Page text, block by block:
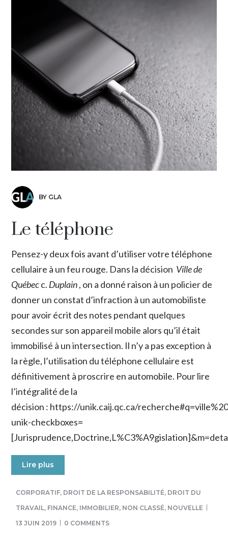
BY GLA
Le téléphone
Pensez-y deux fois avant d’utiliser votre téléphone
cellulaire à un feu rouge. Dans la décision Ville de
Québecc. Duplain, on a donné raison à un policier de
donner un constat d’infraction à un automobiliste
pour avoir écrit des notes pendant quelques
secondes sur son appareil mobile alors qu’il était
immobilisé à un intersection. Il n’y a pas exception à
la règle, l’utilisation du téléphone cellulaire est
définitivement à proscrire en automobile. Pour lire
l’intégralité de la
décision : https://unik.caij.qc.ca/
unik-checkboxes=
Lire plus
CORPORATIF, DROIT DE LA RESPONSABILITÉ, DROIT DU
TRAVAIL, FINANCE, IMMOBILIER, NON CLASSÉ, NOUVELLE
13 JUIN 2019
0 COMMENTS